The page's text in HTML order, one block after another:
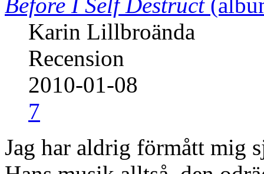
Before I Self Destruct
Karin Lillbroända
Recension
2010-01-08
7